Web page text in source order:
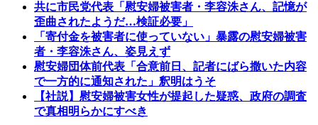
共に市民党代表「慰安婦被害者・李容洙さん、記憶が
歪曲されたようだ…検証必要」
「寄付金を被害者に使っていない」暴露の慰安婦被害
者・李容洙さん、姿見えず
慰安婦団体前代表「合意前日、記者にばら撒いた内容
で一方的に通知された」釈明はうそ
【社説】慰安婦被害女性が提起した疑惑、政府の調査
で真相明らかにすべき